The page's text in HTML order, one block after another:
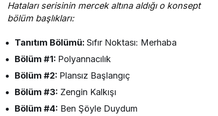
Hataları serisinin mercek altına aldığı o konsept
bölüm başlıkları:
Tanıtım Bölümü:Sıfır Noktası: Merhaba
Bölüm #1: Polyannacılık
Bölüm #2: Plansız Başlangıç
Bölüm #3: Zengin Kalkışı
Bölüm #4: Ben Şöyle Duydum